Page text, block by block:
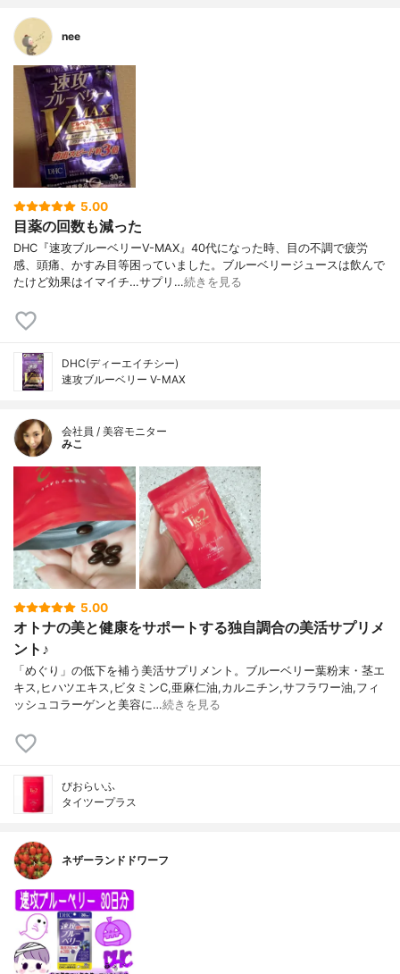
nee
5.00
目薬の回数も減った
DHC『速攻ブルーベリーV-MAX』40代になった時、目の不調で疲労
感、頭痛、かすみ目等困っていました。ブルーベリージュースは飲んで
たけど効果はイマイチ…サプリ…続きを見る
DHC(ディーエイチシー)
速攻ブルーベリー V-MAX
会社員 / 美容モニター
みこ
5.00
オトナの美と健康をサポートする独自調合の美活サプリメ
ント♪
「めぐり」の低下を補う美活サプリメント。ブルーベリー葉粉末・茎エ
キス,ヒハツエキス,ビタミンC,亜麻仁油,カルニチン,サフラワー油,フィ
ッシュコラーゲンと美容に…続きを見る
びおらいふ
タイツープラス
ネザーランドドワーフ